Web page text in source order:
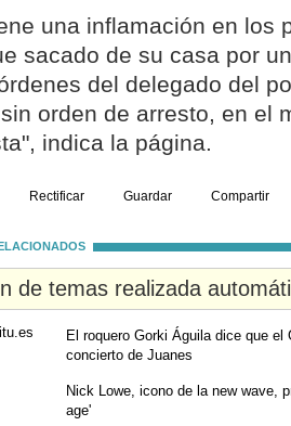
una inflamación en los
sacado de su casa por
del delegado del
orden de arresto, en el
indica la página.
Rectificar Guardar Compartir
de temas realizada
El roquero Gorki Águila dice que el
concierto de Juanes
Nick Lowe, icono de la new wave,
age'